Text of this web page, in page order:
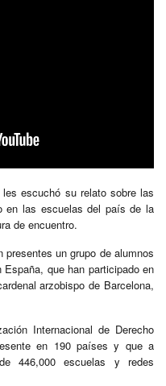
escuchó su relato sobre las
en las escuelas del país de la
de encuentro.
un grupo de alumnos
que han participado en
arzobispo de Barcelona,
Internacional de Derecho
en 190 países y que a
446,000 escuelas y redes